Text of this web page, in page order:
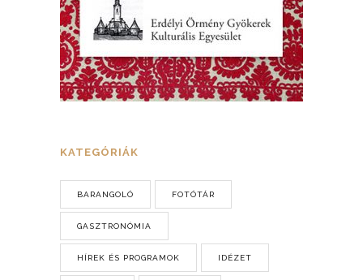
KATEGÓRIÁK
BARANGOLÓ FOTÓTÁR
GASZTRONÓMIA
HÍREK ÉS PROGRAMOK IDÉZET